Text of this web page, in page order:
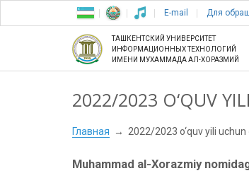
E-mail Для
ТАШКЕНТСКИЙ УНИВЕРСИТЕТ
ИНФОРМАЦИОННЫХ ТЕХНОЛОГИЙ
ИМЕНИ МУХАММАДА АЛ-ХОРАЗМИЙ
2022/2023 O‘QUV
Главная 2022/2023 o‘quv yili uchun
Muhammad al-Xorazmiy